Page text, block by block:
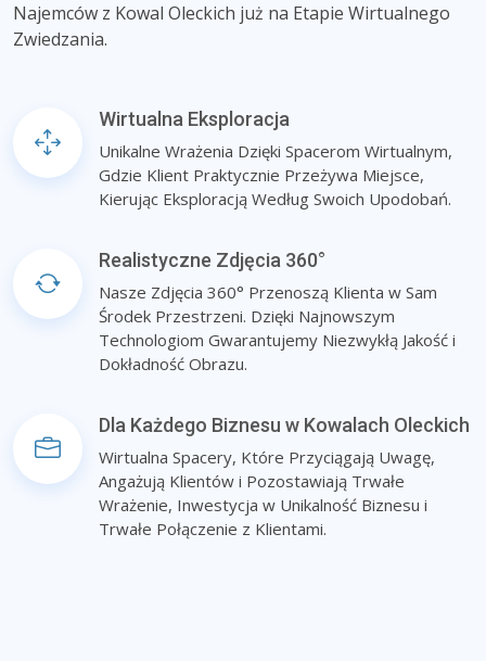
Najemców z Kowal Oleckich już na Etapie Wirtualnego
Zwiedzania.
Wirtualna Eksploracja
Unikalne Wrażenia Dzięki Spacerom Wirtualnym,
Gdzie Klient Praktycznie Przeżywa Miejsce,
Kierując Eksploracją Według Swoich Upodobań.
Realistyczne Zdjęcia 360°
Nasze Zdjęcia 360° Przenoszą Klienta w Sam
Środek Przestrzeni. Dzięki Najnowszym
Technologiom Gwarantujemy Niezwykłą Jakość i
Dokładność Obrazu.
Dla Każdego Biznesu w Kowalach Oleckich
Wirtualna Spacery, Które Przyciągają Uwagę,
Angażują Klientów i Pozostawiają Trwałe
Wrażenie, Inwestycja w Unikalność Biznesu i
Trwałe Połączenie z Klientami.